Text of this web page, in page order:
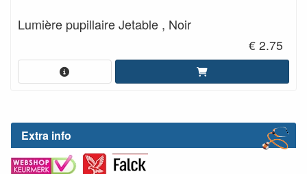
Extra info
Lumière pupillaire Jetable , Noir
€ 2.75